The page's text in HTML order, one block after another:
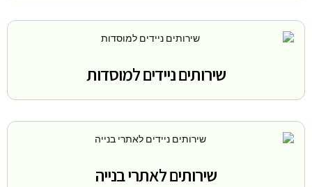
שירותים ניידים למוסדות
שירותים לאתרי בנייה